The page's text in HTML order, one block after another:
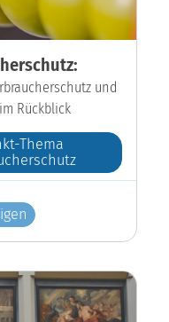
und
Rückblick
Thema